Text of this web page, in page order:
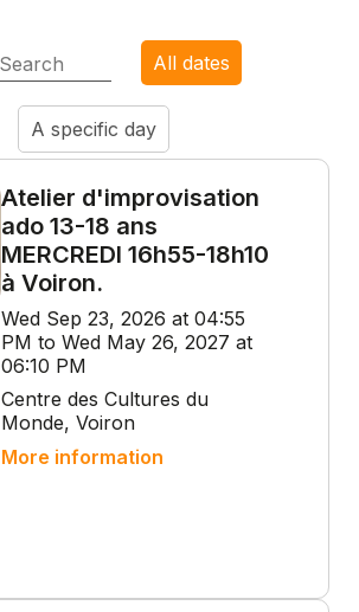
All dates
A specific day
Atelier d'improvisation
ado 13-18 ans
MERCREDI 16h55-18h10
à Voiron.
Wed Sep 23, 2026 at 04:55
PM to Wed May 26, 2027 at
06:10 PM
Centre des Cultures du
Monde, Voiron
More information